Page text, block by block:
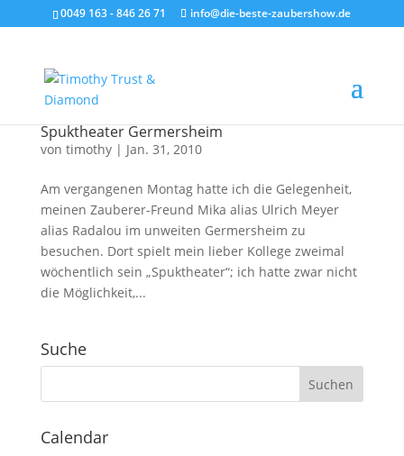
0049 163 - 846 26 71 info@die-beste-zaubershow.de
Spuktheater Germersheim
von timothy| Jan. 31, 2010
Am vergangenen Montag hatte ich die Gelegenheit,
meinen Zauberer-Freund Mika alias Ulrich Meyer
alias Radalou im unweiten Germersheim zu
besuchen. Dort spielt mein lieber Kollege zweimal
wöchentlich sein „Spuktheater“; ich hatte zwar nicht
die Möglichkeit,...
Suche
Calendar